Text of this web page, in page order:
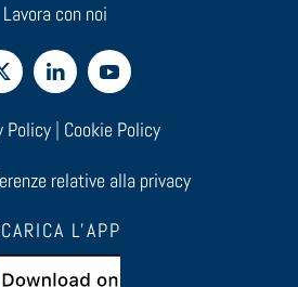
Lavora con noi
Policy| Cookie Policy
relative alla privacy
L'APP